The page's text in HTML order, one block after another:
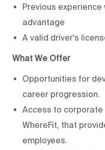
Previous
advantage
A valid driver's
What We Offer
Opportunities for
career progression.
Access to corporate
WhereFit, that
employees.